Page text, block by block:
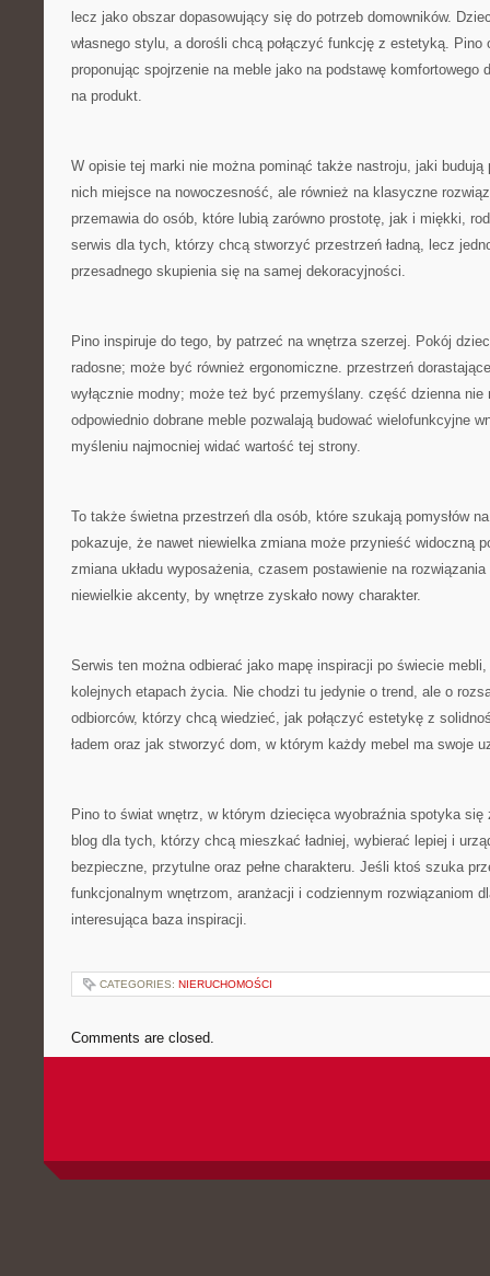
lecz jako obszar dopasowujący się do potrzeb domowników.
własnego stylu, a dorośli chcą połączyć funkcję z estetyką. Pino
proponując spojrzenie na meble jako na podstawę komfortowego
na produkt.
W opisie tej marki nie można pominąć także nastroju, jaki
nich miejsce na nowoczesność, ale również na klasyczne
przemawia do osób, które lubią zarówno prostotę, jak i miękki,
serwis dla tych, którzy chcą stworzyć przestrzeń ładną, lecz
przesadnego skupienia się na samej dekoracyjności.
Pino inspiruje do tego, by patrzeć na wnętrza szerzej. Pokój
radosne; może być również ergonomiczne. przestrzeń
wyłącznie modny; może też być przemyślany. część dzienna nie
odpowiednio dobrane meble pozwalają budować wielofunkcyjne
myśleniu najmocniej widać wartość tej strony.
To także świetna przestrzeń dla osób, które szukają pomysłów
pokazuje, że nawet niewielka zmiana może przynieść widoczną
zmiana układu wyposażenia, czasem postawienie na rozwiązania
niewielkie akcenty, by wnętrze zyskało nowy charakter.
Serwis ten można odbierać jako mapę inspiracji po świecie
kolejnych etapach życia. Nie chodzi tu jedynie o trend, ale o
odbiorców, którzy chcą wiedzieć, jak połączyć estetykę z
ładem oraz jak stworzyć dom, w którym każdy mebel ma swoje
Pino to świat wnętrz, w którym dziecięca wyobraźnia spotyka się
blog dla tych, którzy chcą mieszkać ładniej, wybierać lepiej i
bezpieczne, przytulne oraz pełne charakteru. Jeśli ktoś szuka
funkcjonalnym wnętrzom, aranżacji i codziennym rozwiązaniom
interesująca baza inspiracji.
CATEGORIES: NIERUCHOMOŚCI
Comments are closed.